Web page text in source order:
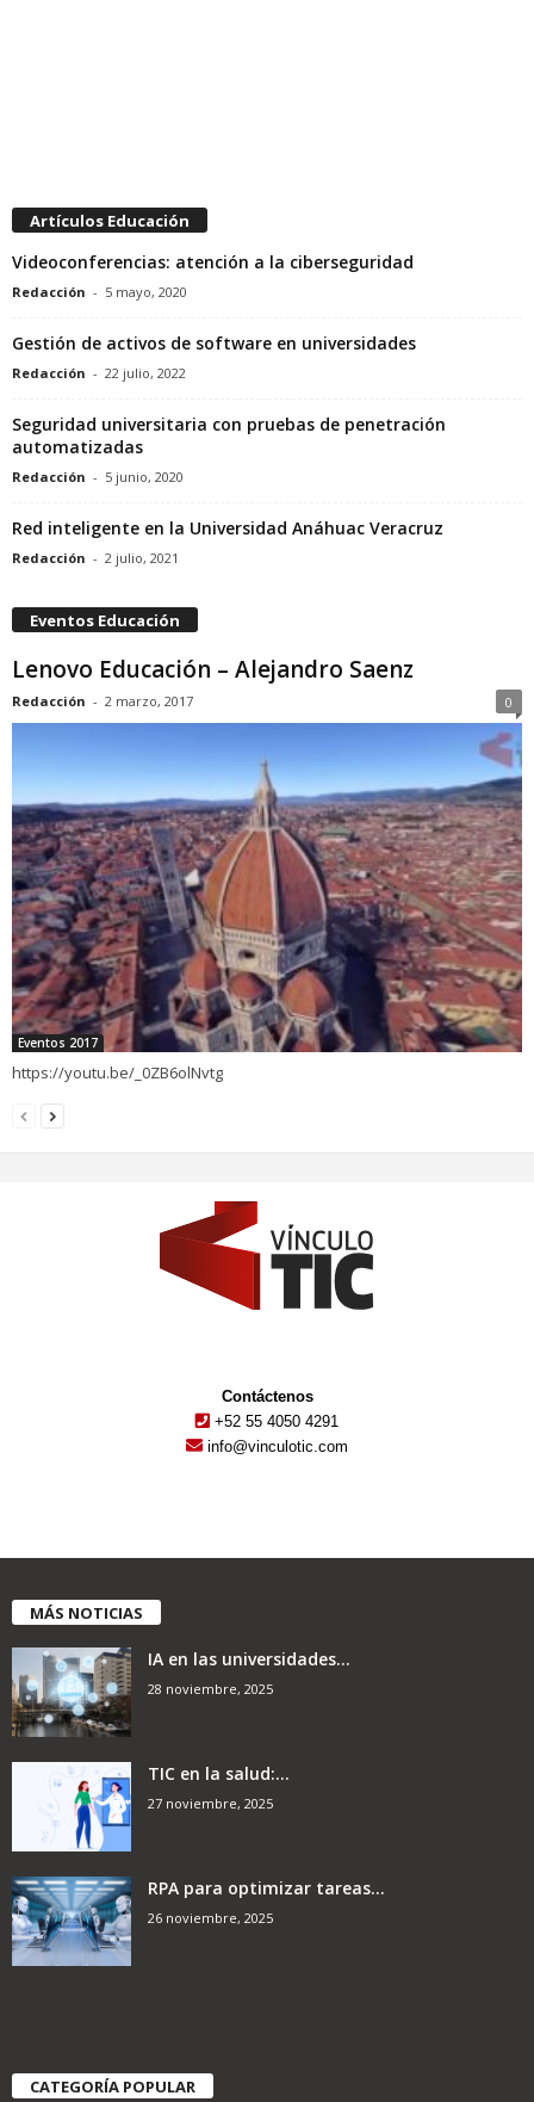
Artículos Educación
Videoconferencias: atención a la ciberseguridad
Redacción - 5 mayo, 2020
Gestión de activos de software en universidades
Redacción - 22 julio, 2022
Seguridad universitaria con pruebas de penetración
automatizadas
Redacción - 5 junio, 2020
Red inteligente en la Universidad Anáhuac Veracruz
Redacción - 2 julio, 2021
Eventos Educación
Lenovo Educación – Alejandro Saenz
Redacción - 2 marzo, 2017 0
Eventos 2017
https://youtu.be/_0ZB6olNvtg
Contáctenos
+52 55 4050 4291
info@vinculotic.com
MÁS NOTICIAS
IA en las universidades...
28 noviembre, 2025
TIC en la salud:...
27 noviembre, 2025
RPA para optimizar tareas...
26 noviembre, 2025
CATEGORÍA POPULAR